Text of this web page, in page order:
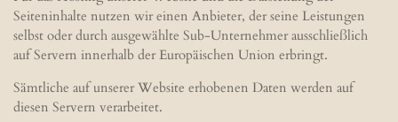
Seiteninhalte nutzen wir einen Anbieter, der seine Leistungen
selbst oder durch ausgewählte Sub-Unternehmer ausschließlich
auf Servern innerhalb der Europäischen Union erbringt.
Sämtliche auf unserer Website erhobenen Daten werden auf
diesen Servern verarbeitet.